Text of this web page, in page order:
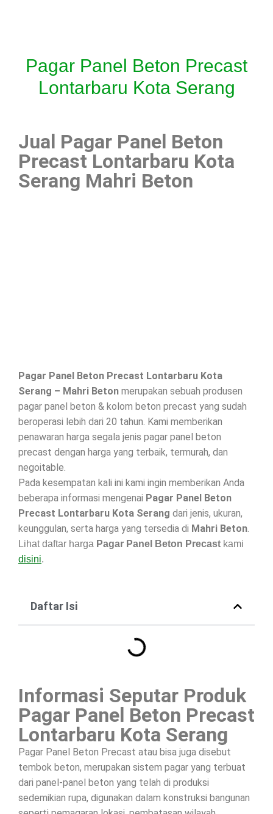
Pagar Panel Beton Precast
Lontarbaru Kota Serang
Jual Pagar Panel Beton
Precast Lontarbaru Kota
Serang Mahri Beton
Pagar Panel Beton Precast Lontarbaru Kota
Serang – Mahri Beton merupakan sebuah produsen
pagar panel beton & kolom beton precast yang sudah
beroperasi lebih dari 20 tahun. Kami memberikan
penawaran harga segala jenis pagar panel beton
precast dengan harga yang terbaik, termurah, dan
negoitable.
Pada kesempatan kali ini kami ingin memberikan Anda
beberapa informasi mengenai Pagar Panel Beton
Precast Lontarbaru Kota Serang dari jenis, ukuran,
keunggulan, serta harga yang tersedia di Mahri Beton.
Lihat daftar harga Pagar Panel Beton Precast kami
disini.
Daftar Isi
Informasi Seputar Produk
Pagar Panel Beton Precast
Lontarbaru Kota Serang
Pagar Panel Beton Precast atau bisa juga disebut
tembok beton, merupakan sistem pagar yang terbuat
dari panel-panel beton yang telah di produksi
sedemikian rupa, digunakan dalam konstruksi bangunan